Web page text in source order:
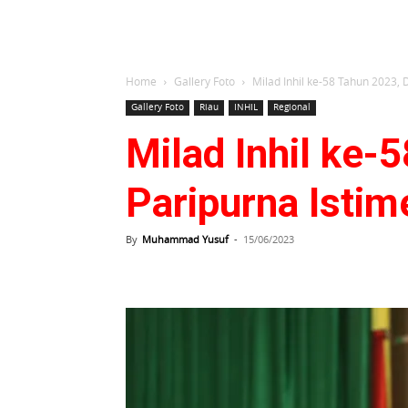
Home Gallery Foto Milad Inhil ke-58 Tahun 2023,
Gallery Foto Riau INHIL Regional
Milad Inhil ke-
Paripurna
By Muhammad Yusuf - 15/06/2023